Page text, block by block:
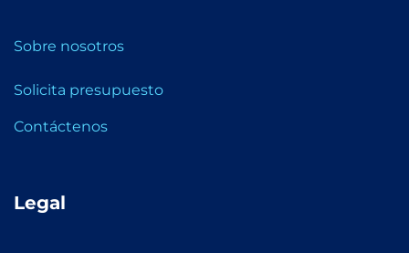
Sobre nosotros
Solicita presupuesto
Contáctenos
Legal